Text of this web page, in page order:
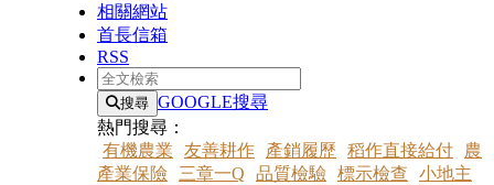
相關網站
首長信箱
RSS
全文檢索
搜尋 GOOGLE搜尋
熱門搜尋：
有機農業
友善耕作 產銷履歷 稻作直接給付
農
產業保險
三章一Q 品質檢驗 標示檢查
小地主